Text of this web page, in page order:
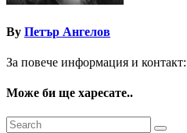
By Петър Ангелов
За повече информация и
Може би ще харесате..